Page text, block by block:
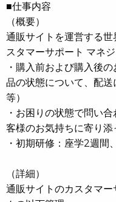
■仕事内容
（概要）
通販サイトを運営する
スタマーサポート マネ
・購入前および購入後
品の状態について、配
等）
・お困りの状態で問い
客様のお気持ちに寄り添
・初期研修：座学2週間
（詳細）
通販サイトのカスタマ